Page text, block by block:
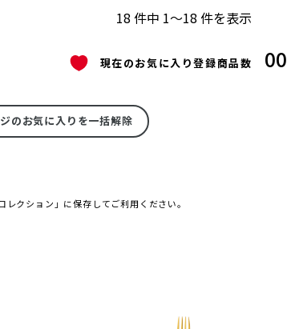
18 件中 1～18 件を表示
現在のお気に入り登録商品数 00
のお気に入りを一括解除
クション」に保存してご利用ください。